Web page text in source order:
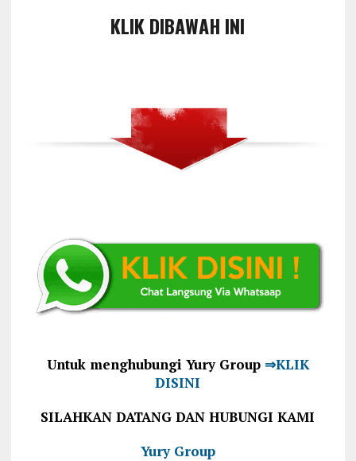
KLIK DIBAWAH INI
Untuk menghubungi Yury Group⇒KLIK
DISINI
SILAHKAN DATANG DAN HUBUNGI KAMI
Yury Group